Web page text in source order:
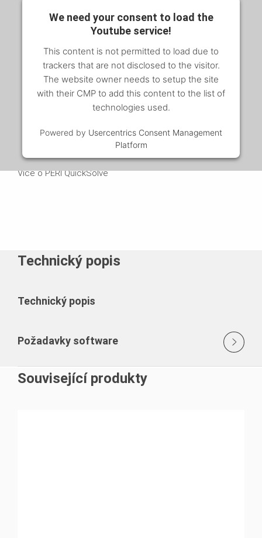
We need your consent to load the
Youtube service!
This content is not permitted to load due to
trackers that are not disclosed to the visitor.
The website owner needs to setup the site
with their CMP to add this content to the list of
technologies used.
Powered by Usercentrics Consent Management
Platform
QuickSolve
Více o PERI QuickSolve
Technický popis
Technický popis
Požadavky software
Související produkty